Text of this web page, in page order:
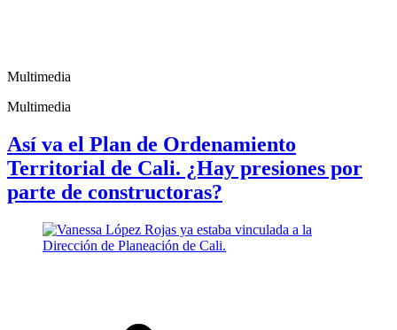
Multimedia
Multimedia
Así va el Plan de Ordenamiento
Territorial de Cali. ¿Hay presiones por
parte de constructoras?